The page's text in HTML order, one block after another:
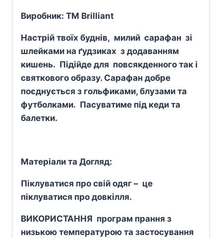
Виробник: TM Brilliant
Настрій твоїх буднів, милий сарафан зі
шлейками на ґудзиках з додаванням
кишень. Підійде для повсякденного так і
святкового образу. Сарафан добре
поєднується з гольфиками, блузами та
футболками. Пасуватиме під кеди та
балетки.
Матеріали та Догляд:
Піклуватися про свій одяг – це
піклуватися про довкілля.
ВИКОРИСТАННЯ програм прання з
низькою температурою та застосування